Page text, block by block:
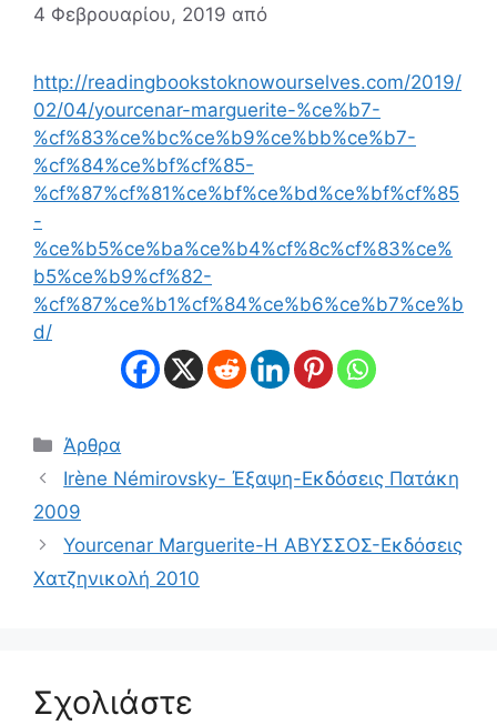
4 Φεβρουαρίου, 2019 από
http://readingbookstoknowourselves.com/2019/
02/04/yourcenar-marguerite-%ce%b7-
%cf%83%ce%bc%ce%b9%ce%bb%ce%b7-
%cf%84%ce%bf%cf%85-
%cf%87%cf%81%ce%bf%ce%bd%ce%bf%cf%85
-
%ce%b5%ce%ba%ce%b4%cf%8c%cf%83%ce%
b5%ce%b9%cf%82-
%cf%87%ce%b1%cf%84%ce%b6%ce%b7%ce%b
d/
Κατηγορίες
Άρθρα
Irène Némirovsky- Έξαψη-Εκδόσεις Πατάκη
2009
Yourcenar Marguerite-Η ΑΒΥΣΣΟΣ-Εκδόσεις
Χατζηνικολή 2010
Σχολιάστε